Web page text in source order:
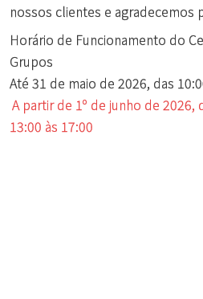
nossos clientes e agradecemos
Horário de Funcionamento do
Grupos
Até 31 de maio de 2026, das
A partir de 1º de junho de 2026,
13:00 às 17:00